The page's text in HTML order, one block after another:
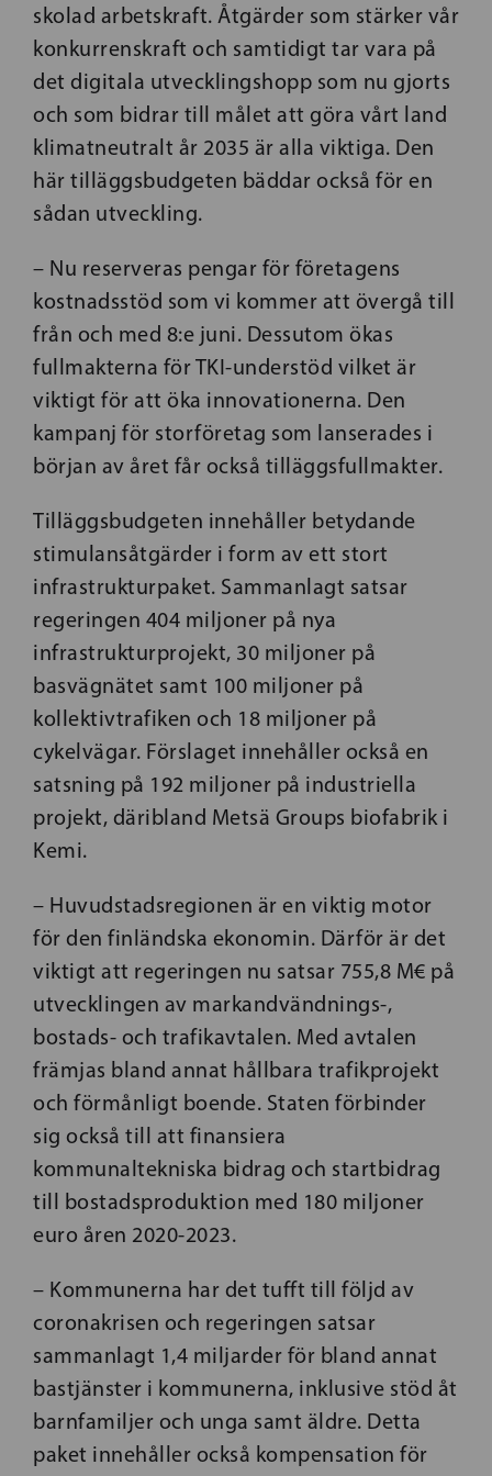
skolad arbetskraft. Åtgärder som stärker vår
konkurrenskraft och samtidigt tar vara på
det digitala utvecklingshopp som nu gjorts
och som bidrar till målet att göra vårt land
klimatneutralt år 2035 är alla viktiga. Den
här tilläggsbudgeten bäddar också för en
sådan utveckling.
– Nu reserveras pengar för företagens
kostnadsstöd som vi kommer att övergå till
från och med 8:e juni. Dessutom ökas
fullmakterna för TKI-understöd vilket är
viktigt för att öka innovationerna. Den
kampanj för storföretag som lanserades i
början av året får också tilläggsfullmakter.
Tilläggsbudgeten innehåller betydande
stimulansåtgärder i form av ett stort
infrastrukturpaket. Sammanlagt satsar
regeringen 404 miljoner på nya
infrastrukturprojekt, 30 miljoner på
basvägnätet samt 100 miljoner på
kollektivtrafiken och 18 miljoner på
cykelvägar. Förslaget innehåller också en
satsning på 192 miljoner på industriella
projekt, däribland Metsä Groups biofabrik i
Kemi.
– Huvudstadsregionen är en viktig motor
för den finländska ekonomin. Därför är det
viktigt att regeringen nu satsar 755,8 M€ på
utvecklingen av markandvändnings-,
bostads- och trafikavtalen. Med avtalen
främjas bland annat hållbara trafikprojekt
och förmånligt boende. Staten förbinder
sig också till att finansiera
kommunaltekniska bidrag och startbidrag
till bostadsproduktion med 180 miljoner
euro åren 2020-2023.
– Kommunerna har det tufft till följd av
coronakrisen och regeringen satsar
sammanlagt 1,4 miljarder för bland annat
bastjänster i kommunerna, inklusive stöd åt
barnfamiljer och unga samt äldre. Detta
paket innehåller också kompensation för